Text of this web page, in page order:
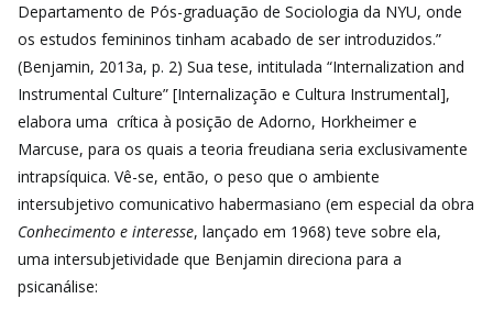
Departamento de Pós-graduação de Sociologia da NYU, onde
os estudos femininos tinham acabado de ser introduzidos.”
(Benjamin, 2013a, p. 2) Sua tese, intitulada “Internalization and
Instrumental Culture” [Internalização e Cultura Instrumental],
elabora uma crítica à posição de Adorno, Horkheimer e
Marcuse, para os quais a teoria freudiana seria exclusivamente
intrapsíquica. Vê-se, então, o peso que o ambiente
intersubjetivo comunicativo habermasiano (em especial da obra
Conhecimento e interesse, lançado em 1968) teve sobre ela,
uma intersubjetividade que Benjamin direciona para a
psicanálise: